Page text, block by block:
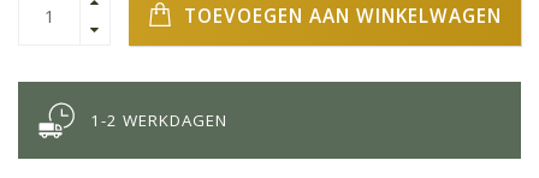
TOEVOEGEN AAN WINKELWAGEN
1-2 WERKDAGEN